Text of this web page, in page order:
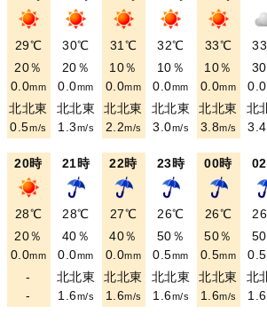
29℃
20％
0.0mm
北北東
0.5m/s
30℃
20％
0.0mm
北北東
1.3m/s
31℃
10％
0.0mm
北北東
2.2m/s
32℃
10％
0.0mm
北北東
3.0m/s
33℃
10％
0.0mm
北北東
3.8m/s
0.0
北
3.4
20時
28℃
20％
0.0mm
-
-
21時
28℃
40％
0.0mm
北北東
1.6m/s
22時
27℃
40％
0.0mm
北北東
1.6m/s
23時
26℃
50％
0.5mm
北北東
1.6m/s
00時
26℃
50％
0.5mm
北北東
1.6m/s
0.5
北
1.6